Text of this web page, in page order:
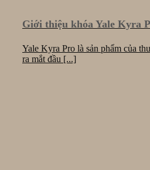
Giới thiệu khóa Yale Kyra
Yale Kyra Pro là sản phẩm của
ra mắt đầu [...]